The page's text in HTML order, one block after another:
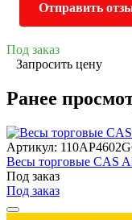
Отправить
Под заказ
Запросить цену
Ранее
Артикул:
Весы торговые CAS
Под заказ
Под заказ